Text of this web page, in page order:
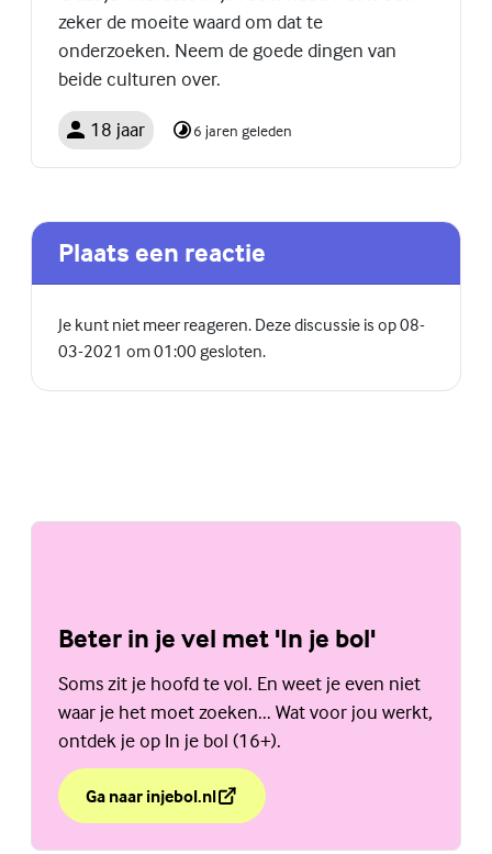
zeker de moeite waard om dat te
onderzoeken. Neem de goede dingen van
beide culturen over.
18 jaar 6 jaren geleden
Plaats een reactie
Je kunt niet meer reageren. Deze discussie is op 08-
03-2021 om 01:00 gesloten.
Beter in je vel met 'In je bol'
Soms zit je hoofd te vol. En weet je even niet
waar je het moet zoeken... Wat voor jou werkt,
ontdek je op In je bol (16+).
Ga naar injebol.nl
over Beter in je vel met 'In je bol'
(Externe link)